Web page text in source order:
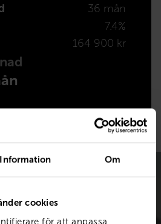
Information Om
cookies
för att anpassa
36 mån
7.4%
164 900 kr